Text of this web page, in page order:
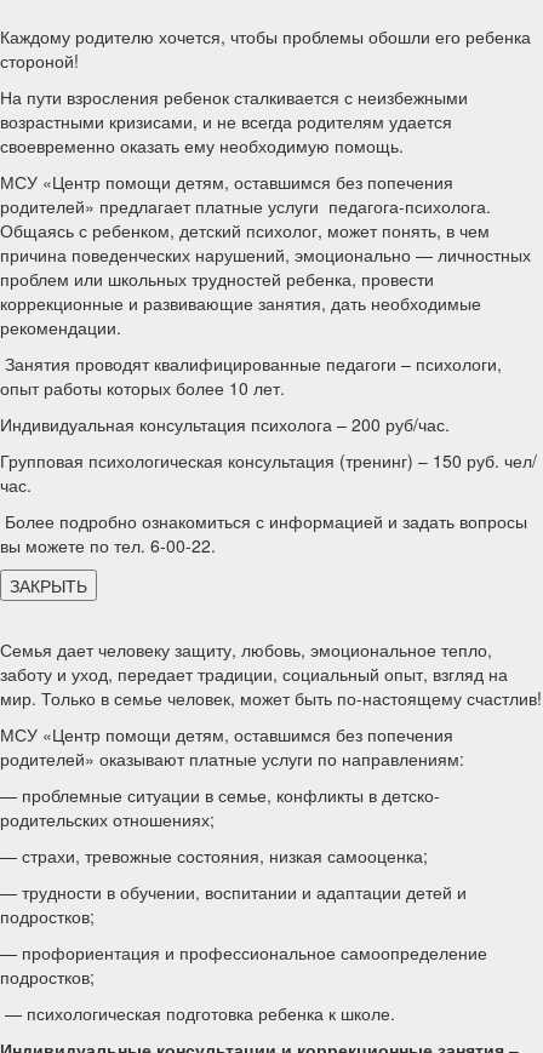
Каждому родителю хочется, чтобы проблемы обошли его ребенка
стороной!
На пути взросления ребенок сталкивается с неизбежными
возрастными кризисами, и не всегда родителям удается
своевременно оказать ему необходимую помощь.
МСУ «Центр помощи детям, оставшимся без попечения
родителей» предлагает платные услуги педагога-психолога.
Общаясь с ребенком, детский психолог, может понять, в чем
причина поведенческих нарушений, эмоционально — личностных
проблем или школьных трудностей ребенка, провести
коррекционные и развивающие занятия, дать необходимые
рекомендации.
Занятия проводят квалифицированные педагоги – психологи,
опыт работы которых более 10 лет.
Индивидуальная консультация психолога – 200 руб/час.
Групповая психологическая консультация (тренинг) – 150 руб. чел/
час.
Более подробно ознакомиться с информацией и задать вопросы
вы можете по тел. 6-00-22.
ЗАКРЫТЬ
Семья дает человеку защиту, любовь, эмоциональное тепло,
заботу и уход, передает традиции, социальный опыт, взгляд на
мир. Только в семье человек, может быть по-настоящему счастлив!
МСУ «Центр помощи детям, оставшимся без попечения
родителей» оказывают платные услуги по направлениям:
— проблемные ситуации в семье, конфликты в детско-
родительских отношениях;
— страхи, тревожные состояния, низкая самооценка;
— трудности в обучении, воспитании и адаптации детей и
подростков;
— профориентация и профессиональное самоопределение
подростков;
— психологическая подготовка ребенка к школе.